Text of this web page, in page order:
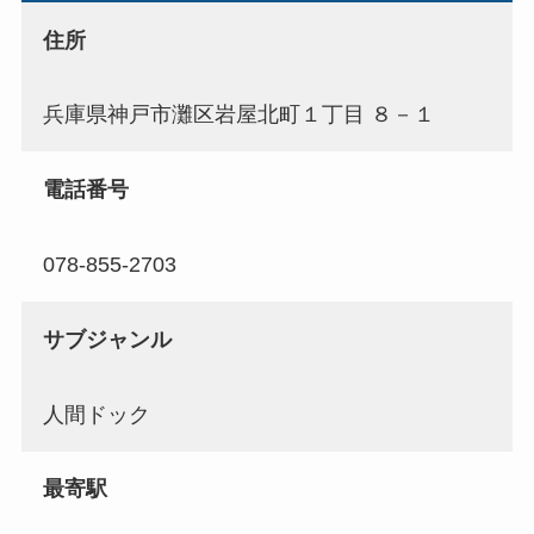
住所
兵庫県神戸市灘区岩屋北町１丁目 ８－１
電話番号
078-855-2703
サブジャンル
人間ドック
最寄駅